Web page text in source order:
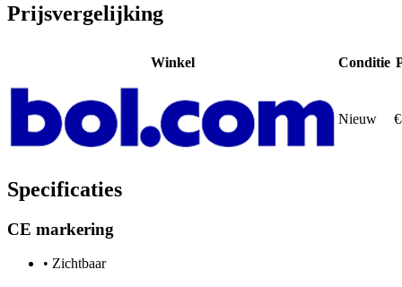
Prijsvergelijking
Winkel Conditie
Nieuw
Specificaties
CE markering
• Zichtbaar